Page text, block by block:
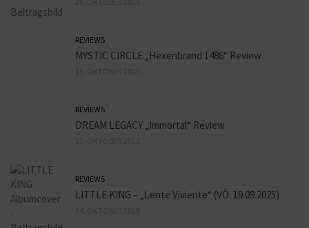
REVIEWS
MYSTIC CIRCLE „Hexenbrand 1486“ Review
REVIEWS
DREAM LEGACY „Immortal“ Review
REVIEWS
LITTLE KING – „Lente Viviente“ (VÖ: 19.09.2025)